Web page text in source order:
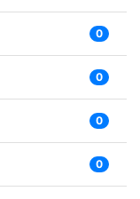
0
0
0
0